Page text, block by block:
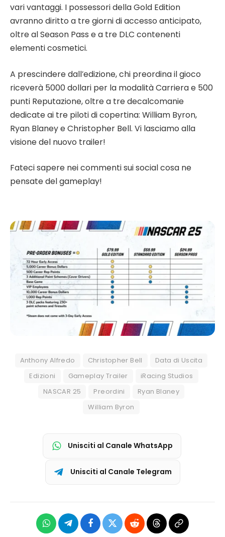
vari vantaggi. I possessori della Gold Edition
avranno diritto a tre giorni di accesso anticipato,
oltre al Season Pass e a tre DLC contenenti
elementi cosmetici.
A prescindere dall’edizione, chi preordina il gioco
riceverà 5000 dollari per la modalità Carriera e 500
punti Reputazione, oltre a tre decalcomanie
dedicate ai tre piloti di copertina: William Byron,
Ryan Blaney e Christopher Bell. Vi lasciamo alla
visione del nuovo trailer!
Fateci sapere nei commenti sui social cosa ne
pensate del gameplay!
Anthony Alfredo Christopher Bell
Data di Uscita
Edizioni
Gameplay Trailer
iRacing Studios
NASCAR 25
Preordini
Ryan Blaney
William Byron
Unisciti al Canale WhatsApp
Unisciti al Canale Telegram
WhatsAppTelegramFacebook
X
Reddit ThreadsCopia